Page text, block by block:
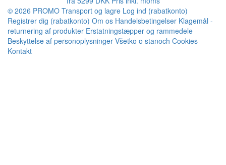
© 2026 PROMO Transport og lagre Log ind (rabatkonto)
Registrer dig (rabatkonto) Om os Handelsbetingelser Klagemål -
returnering af produkter Erstatningstæpper og rammedele
Beskyttelse af personoplysninger Všetko o stanoch Cookies
Kontakt